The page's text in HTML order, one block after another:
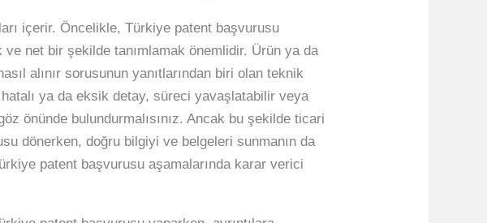
içerir. Öncelikle, Türkiye patent başvurusu
net bir şekilde tanımlamak önemlidir. Ürün ya da
alınır sorusunun yanıtlarından biri olan teknik
ya da eksik detay, süreci yavaşlatabilir veya
önünde bulundurmalısınız. Ancak bu şekilde ticari
dönerken, doğru bilgiyi ve belgeleri sunmanın da
patent başvurusu aşamalarında karar verici